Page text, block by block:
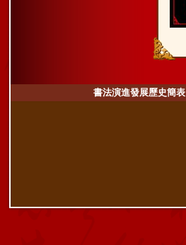
書法演進發展歷史簡表